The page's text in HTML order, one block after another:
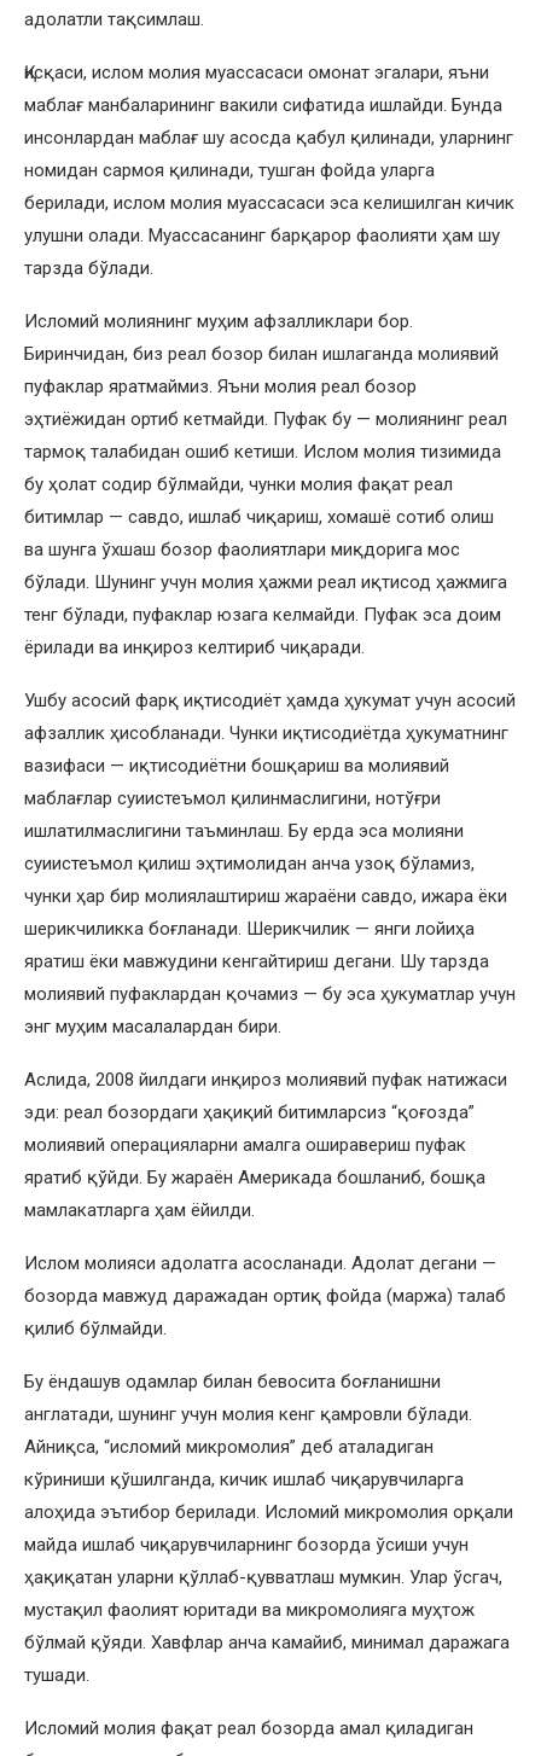
адолатли тақсимлаш.
Қисқаси, ислом молия муассасаси омонат эгалари, яъни
маблағ манбаларининг вакили сифатида ишлайди. Бунда
инсонлардан маблағ шу асосда қабул қилинади, уларнинг
номидан сармоя қилинади, тушган фойда уларга
берилади, ислом молия муассасаси эса келишилган кичик
улушни олади. Муассасанинг барқарор фаолияти ҳам шу
тарзда бўлади.
Исломий молиянинг муҳим афзалликлари бор.
Биринчидан, биз реал бозор билан ишлаганда молиявий
пуфаклар яратмаймиз. Яъни молия реал бозор
эҳтиёжидан ортиб кетмайди. Пуфак бу — молиянинг реал
тармоқ талабидан ошиб кетиши. Ислом молия тизимида
бу ҳолат содир бўлмайди, чунки молия фақат реал
битимлар — савдо, ишлаб чиқариш, хомашё сотиб олиш
ва шунга ўхшаш бозор фаолиятлари миқдорига мос
бўлади. Шунинг учун молия ҳажми реал иқтисод ҳажмига
тенг бўлади, пуфаклар юзага келмайди. Пуфак эса доим
ёрилади ва инқироз келтириб чиқаради.
Ушбу асосий фарқ иқтисодиёт ҳамда ҳукумат учун асосий
афзаллик ҳисобланади. Чунки иқтисодиётда ҳукуматнинг
вазифаси — иқтисодиётни бошқариш ва молиявий
маблағлар суиистеъмол қилинмаслигини, нотўғри
ишлатилмаслигини таъминлаш. Бу ерда эса молияни
суиистеъмол қилиш эҳтимолидан анча узоқ бўламиз,
чунки ҳар бир молиялаштириш жараёни савдо, ижара ёки
шерикчиликка боғланади. Шерикчилик — янги лойиҳа
яратиш ёки мавжудини кенгайтириш дегани. Шу тарзда
молиявий пуфаклардан қочамиз — бу эса ҳукуматлар учун
энг муҳим масалалардан бири.
Аслида, 2008 йилдаги инқироз молиявий пуфак натижаси
эди: реал бозордаги ҳақиқий битимларсиз “қоғозда”
молиявий операцияларни амалга оширавериш пуфак
яратиб қўйди. Бу жараён Америкада бошланиб, бошқа
мамлакатларга ҳам ёйилди.
Ислом молияси адолатга асосланади. Адолат дегани —
бозорда мавжуд даражадан ортиқ фойда (маржа) талаб
қилиб бўлмайди.
Бу ёндашув одамлар билан бевосита боғланишни
англатади, шунинг учун молия кенг қамровли бўлади.
Айниқса, “исломий микромолия” деб аталадиган
кўриниши қўшилганда, кичик ишлаб чиқарувчиларга
алоҳида эътибор берилади. Исломий микромолия орқали
майда ишлаб чиқарувчиларнинг бозорда ўсиши учун
ҳақиқатан уларни қўллаб-қувватлаш мумкин. Улар ўсгач,
мустақил фаолият юритади ва микромолияга муҳтож
бўлмай қўяди. Хавфлар анча камайиб, минимал даражага
тушади.
Исломий молия фақат реал бозорда амал қиладиган